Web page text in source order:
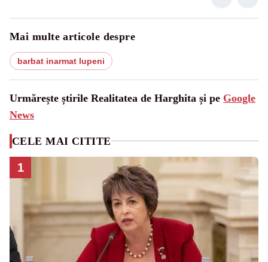
Mai multe articole despre
barbat inarmat lupeni
Urmărește știrile Realitatea de Harghita și pe Google
News
CELE MAI CITITE
1